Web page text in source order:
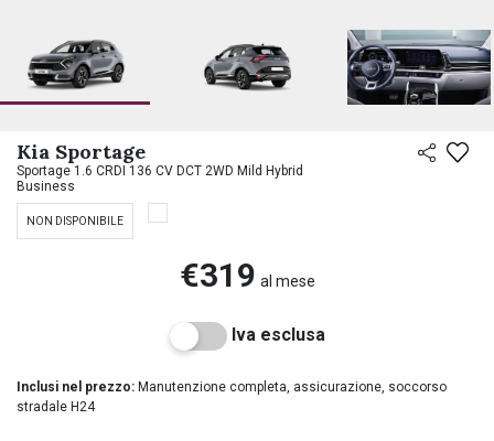
Kia Sportage
Sportage 1.6 CRDI 136 CV DCT 2WD Mild Hybrid
Business
NON DISPONIBILE
€319 al mese
Iva esclusa
Inclusi nel prezzo: Manutenzione completa, assicurazione, soccorso
stradale H24
VALUTA E VENDI